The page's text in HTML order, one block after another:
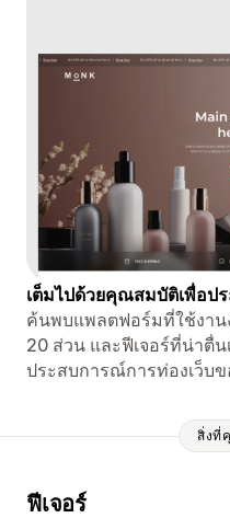
เต็มไปด้วยคุณสมบัติเพื่อป
ค้นพบแพลตฟอร์มที่ใช้งาน
20 ส่วน และฟีเจอร์ที่น่าตื่
ประสบการณ์การท่องเว็บ
สิ่งที่
ฟีเจอร์